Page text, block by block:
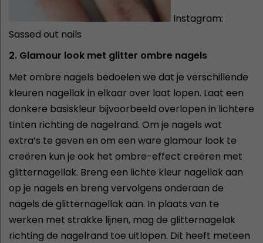
Instagram:
Sassed out nails
2. Glamour look met glitter ombre nagels
Met ombre nagels bedoelen we dat je verschillende
kleuren nagellak in elkaar over laat lopen. Laat een
donkere basiskleur bijvoorbeeld overlopen in lichtere
tinten richting de nagelrand. Om je nagels wat
extra’s te geven en om een ware glamour look te
creëren kun je ook het ombre-effect creëren met
glitternagellak. Breng een lichte kleur nagellak aan
op je nagels en breng vervolgens onderaan de
nagels de glitternagellak aan. In plaats van te
werken met strakke lijnen, mag de glitternagelak
richting de nagelrand toe uitlopen. Dit heeft meteen